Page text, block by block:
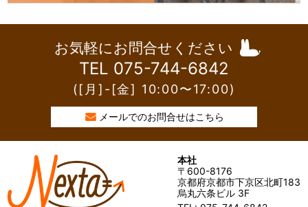
お気軽にお問合せください
TEL 075-744-6842
([月]-[金] 10:00〜17:00)
メールでのお問合せはこちら
本社
〒600-8176
京都府京都市下京区北町183
烏丸六条ビル 3F